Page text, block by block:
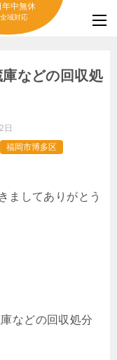
中無休
域対応
などの回収処
日
福岡市博多区
ましてありがとう
などの回収処分